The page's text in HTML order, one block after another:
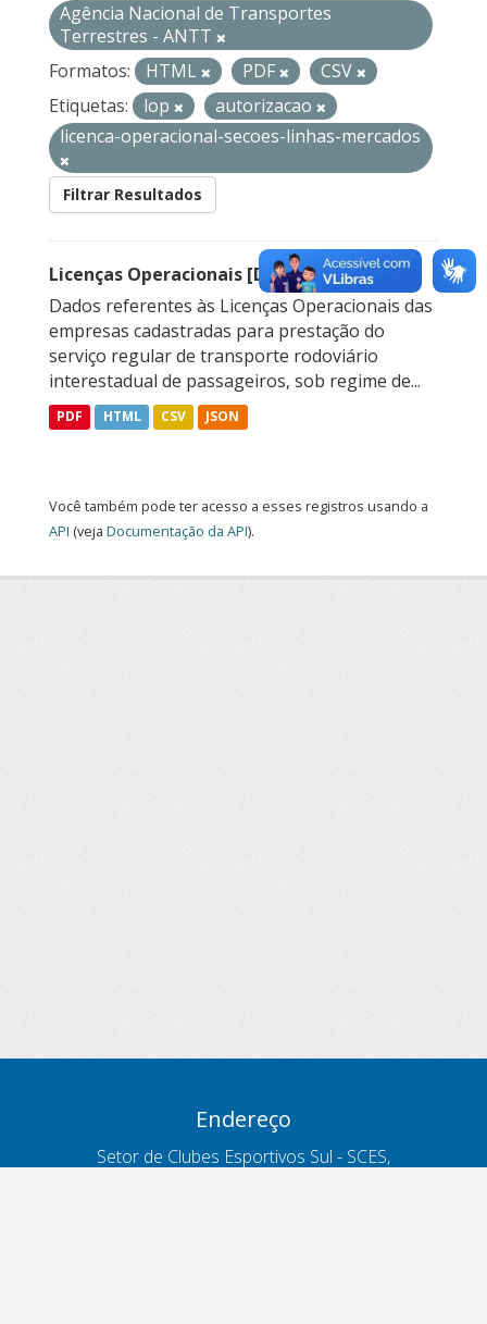
Agência Nacional de Transportes
Terrestres - ANTT
Formatos:
HTML PDF
CSV
Etiquetas:
lop
autorizacao
licenca-operacional-secoes-linhas-mercados
Filtrar Resultados
Licenças Operacionais [Descontinuado]
Dados referentes às Licenças Operacionais das
empresas cadastradas para prestação do
serviço regular de transporte rodoviário
interestadual de passageiros, sob regime de...
PDF HTML CSV JSON
Você também pode ter acesso a esses registros usando a
API (veja Documentação da API).
Endereço
Setor de Clubes Esportivos Sul - SCES,